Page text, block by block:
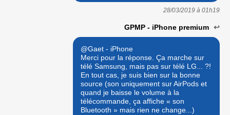
28/03/2019 à 01h19
GPMP - iPhone premium ↩
@Gaet - iPhone
Merci pour la réponse. Ça marche sur
télé Samsung, mais pas sur télé LG... ?!
En tout cas, je suis bien sur la bonne
source (son uniquement sur AirPods et
quand je baisse le volume à la
télécommande, ça affiche « son
Bluetooth » mais rien ne change...)